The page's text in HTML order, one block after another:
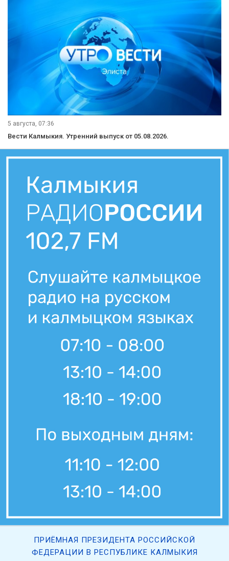
5 августа, 07:36
Вести Калмыкия. Утренний выпуск от 05.08.2026.
ПРИЁМНАЯ ПРЕЗИДЕНТА РОССИЙСКОЙ
ФЕДЕРАЦИИ В РЕСПУБЛИКЕ КАЛМЫКИЯ